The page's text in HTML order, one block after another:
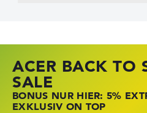
ACER BACK TO
SALE
BONUS NUR HIER: 5%
EXKLUSIV ON TOP
HP STORE SSV
JETZT ZUGREIFEN:
KRÄFTIG REDUZIERT
LENOVO
NOTEBOOKS BEI LENOVO
KRÄFTIG REDUZIERT